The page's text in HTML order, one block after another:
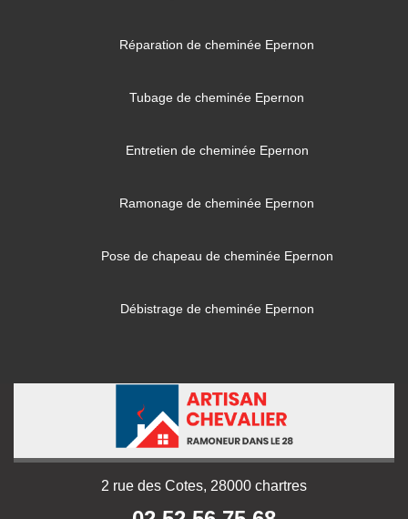
Réparation de cheminée Epernon
Tubage de cheminée Epernon
Entretien de cheminée Epernon
Ramonage de cheminée Epernon
Pose de chapeau de cheminée Epernon
Débistrage de cheminée Epernon
2 rue des Cotes, 28000 chartres